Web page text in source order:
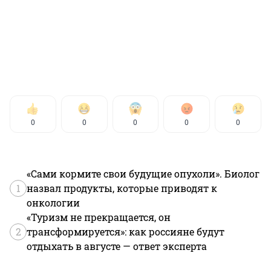
0 0 0 0 0
1
«Сами кормите свои будущие опухоли». Биолог
назвал продукты, которые приводят к
онкологии
2
«Туризм не прекращается, он
трансформируется»: как россияне будут
отдыхать в августе — ответ эксперта